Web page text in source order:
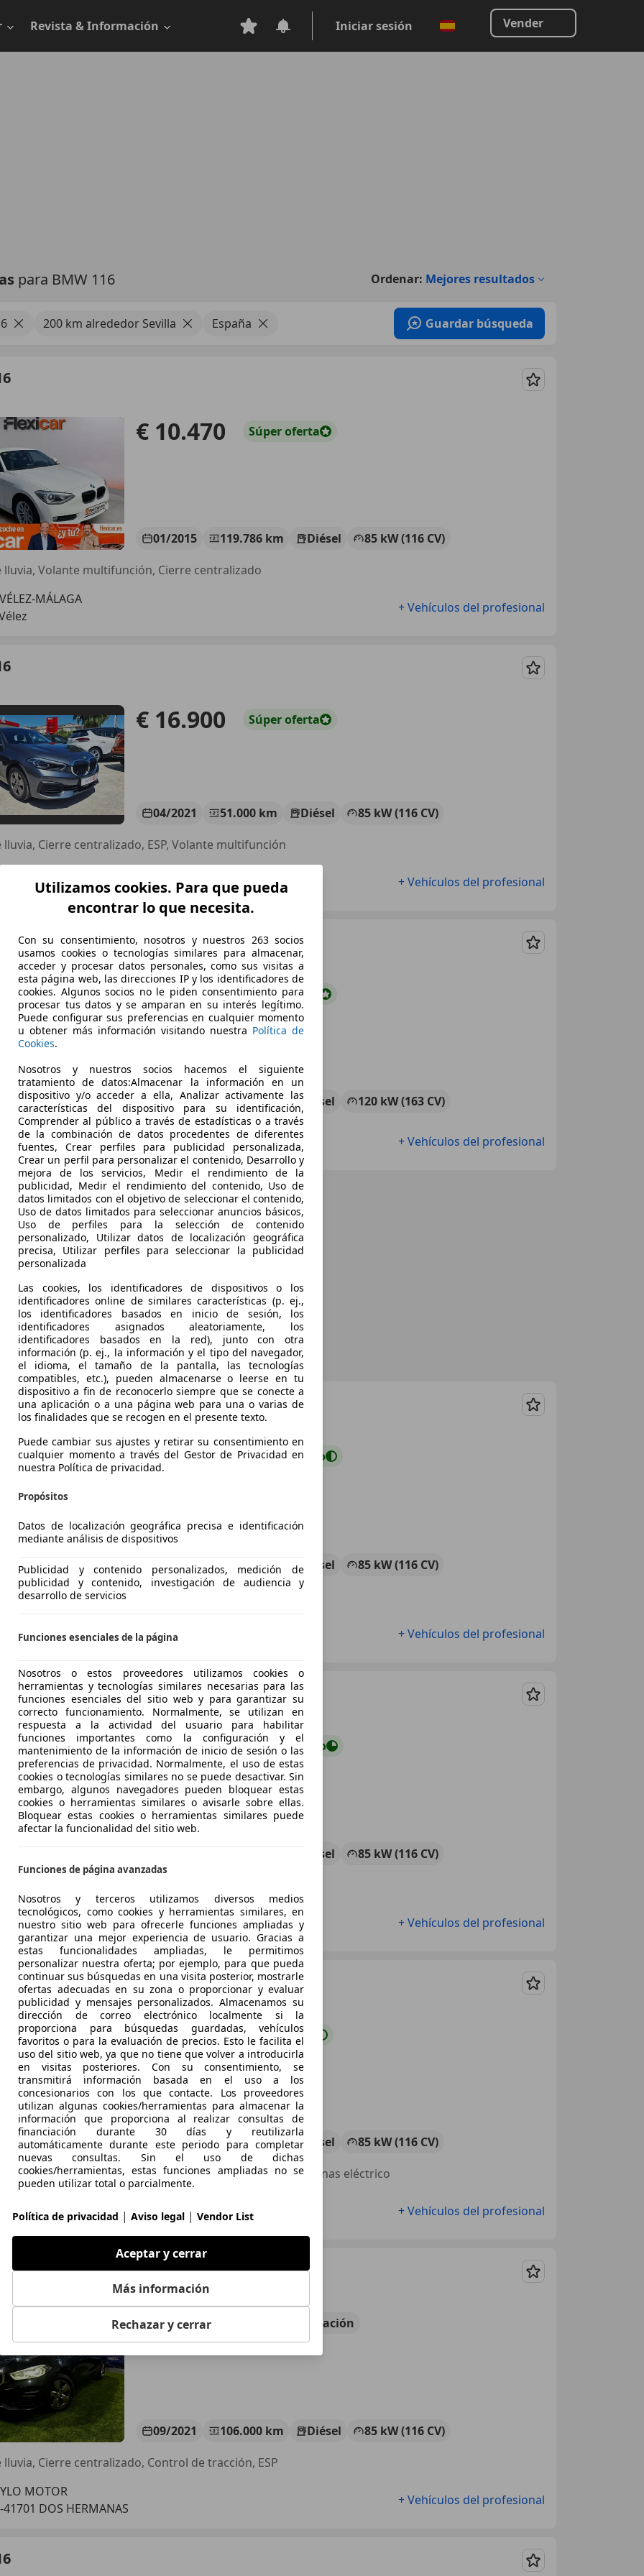
Revista & Información Iniciar sesión Vender
para BMW 116 Ordenar: Mejores resultados
200 km alrededor Sevilla España Guardar búsqueda
Guardar
€ 10.470 Súperoferta
01/2015 119.786 km Diésel
85 kW (116 CV)
lluvia, Volante multifunción, Cierre centralizado
MÁLAGA
+ Vehículos del profesional
Guardar
€ 16.900 Súperoferta
04/2021 51.000 km Diésel
85 kW (116 CV)
lluvia, Cierre centralizado, ESP, Volante multifunción
WAGEN
18195 Cúllar Vega
+ Vehículos del profesional
Guardar
€ 27.682 Súper oferta
11/2025 25.071 km Diésel
120 kW (163 CV)
SEVILLA - ALCALÁ DE GUADAÍRA
41500 ALCALA DE GUADAIRA
+ Vehículos del profesional
Guardar
€ 17.9501 Preciojusto
01/2021 90.700 km Diésel
85 kW (116 CV)
lluvia, Dirección asistida, Cierre centralizado
MOTOR
11500 PUERTO DE SANTA MARIA
+ Vehículos del profesional
Guardar
€ 15.9901 Buen precio
Diésel
85 kW (116 CV)
lluvia, Cierre centralizado, Dirección asistida
+ Vehículos del profesional
Guardar
€ 16.700 Preciojusto
03/2018 86.000 km Diésel
85 kW (116 CV)
de lluvia, Cierre centralizado, Llantas de aleación, Elevalunas eléctrico
GENAL
29350 ARRIATE
+ Vehículos del profesional
Guardar
€ 18.970 comparación
09/2021 106.000 km Diésel
85 kW (116 CV)
lluvia, Cierre centralizado, Control de tracción, ESP
MOTOR
41701 DOS HERMANAS
+ Vehículos del profesional
Guardar
Utilizamos cookies. Para que pueda
encontrar lo que necesita.
Con su consentimiento, nosotros y nuestros 263 socios
usamos cookies o tecnologías similares para almacenar,
acceder y procesar datos personales, como sus visitas a
esta página web, las direcciones IP y los identificadores de
cookies. Algunos socios no le piden consentimiento para
procesar tus datos y se amparan en su interés legítimo.
Puede configurar sus preferencias en cualquier momento
u obtener más información visitando nuestra Política de
Cookies.
Nosotros y nuestros socios hacemos el siguiente
tratamiento de datos:Almacenar la información en un
dispositivo y/o acceder a ella, Analizar activamente las
características del dispositivo para su identificación,
Comprender al público a través de estadísticas o a través
de la combinación de datos procedentes de diferentes
fuentes, Crear perfiles para publicidad personalizada,
Crear un perfil para personalizar el contenido, Desarrollo y
mejora de los servicios, Medir el rendimiento de la
publicidad, Medir el rendimiento del contenido, Uso de
datos limitados con el objetivo de seleccionar el contenido,
Uso de datos limitados para seleccionar anuncios básicos,
Uso de perfiles para la selección de contenido
personalizado, Utilizar datos de localización geográfica
precisa, Utilizar perfiles para seleccionar la publicidad
personalizada
Las cookies, los identificadores de dispositivos o los
identificadores online de similares características (p. ej.,
los identificadores basados en inicio de sesión, los
identificadores asignados aleatoriamente, los
identificadores basados en la red), junto con otra
información (p. ej., la información y el tipo del navegador,
el idioma, el tamaño de la pantalla, las tecnologías
compatibles, etc.), pueden almacenarse o leerse en tu
dispositivo a fin de reconocerlo siempre que se conecte a
una aplicación o a una página web para una o varias de
los finalidades que se recogen en el presente texto.
Puede cambiar sus ajustes y retirar su consentimiento en
cualquier momento a través del Gestor de Privacidad en
nuestra Política de privacidad.
Propósitos
Datos de localización geográfica precisa e identificación
mediante análisis de dispositivos
Publicidad y contenido personalizados, medición de
publicidad y contenido, investigación de audiencia y
desarrollo de servicios
Funciones esenciales de la página
Nosotros o estos proveedores utilizamos cookies o
herramientas y tecnologías similares necesarias para las
funciones esenciales del sitio web y para garantizar su
correcto funcionamiento. Normalmente, se utilizan en
respuesta a la actividad del usuario para habilitar
funciones importantes como la configuración y el
mantenimiento de la información de inicio de sesión o las
preferencias de privacidad. Normalmente, el uso de estas
cookies o tecnologías similares no se puede desactivar. Sin
embargo, algunos navegadores pueden bloquear estas
cookies o herramientas similares o avisarle sobre ellas.
Bloquear estas cookies o herramientas similares puede
afectar la funcionalidad del sitio web.
Funciones de página avanzadas
Nosotros y terceros utilizamos diversos medios
tecnológicos, como cookies y herramientas similares, en
nuestro sitio web para ofrecerle funciones ampliadas y
garantizar una mejor experiencia de usuario. Gracias a
estas funcionalidades ampliadas, le permitimos
personalizar nuestra oferta; por ejemplo, para que pueda
continuar sus búsquedas en una visita posterior, mostrarle
ofertas adecuadas en su zona o proporcionar y evaluar
publicidad y mensajes personalizados. Almacenamos su
dirección de correo electrónico localmente si la
proporciona para búsquedas guardadas, vehículos
favoritos o para la evaluación de precios. Esto le facilita el
uso del sitio web, ya que no tiene que volver a introducirla
en visitas posteriores. Con su consentimiento, se
transmitirá información basada en el uso a los
concesionarios con los que contacte. Los proveedores
utilizan algunas cookies/herramientas para almacenar la
información que proporciona al realizar consultas de
financiación durante 30 días y reutilizarla
automáticamente durante este periodo para completar
nuevas consultas. Sin el uso de dichas
cookies/herramientas, estas funciones ampliadas no se
pueden utilizar total o parcialmente.
Política de privacidad | Aviso legal | Vendor List
Aceptar y cerrar
Más información
Rechazar y cerrar